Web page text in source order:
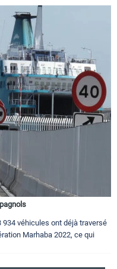
934 véhicules ont déjà traversé
Marhaba 2022, ce qui